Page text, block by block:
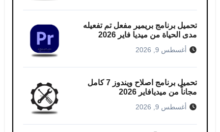
تحميل برنامج بريمير مفعل تم تفعيله
مدى الحياة من ميديا ​​فاير 2026
أغسطس 9, 2026
تحميل برنامج اصلاح ويندوز 7 كامل
مجاناً من ميديافاير 2026
أغسطس 9, 2026